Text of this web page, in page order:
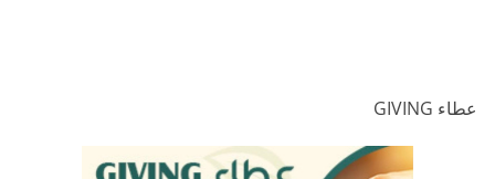
عطاء GIVING